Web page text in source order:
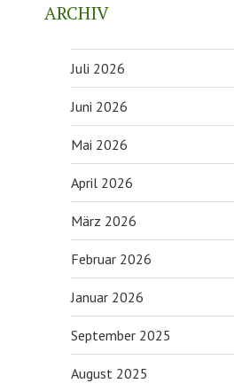
ARCHIV
Juli 2026
Juni 2026
Mai 2026
April 2026
März 2026
Februar 2026
Januar 2026
September 2025
August 2025